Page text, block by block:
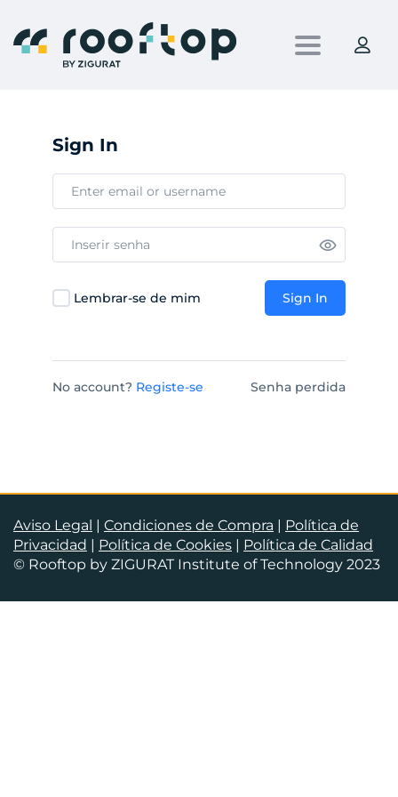
Toggle
Sign In
Lembrar-se de mim Sign In
No account? Registe-se Senha perdida
Aviso Legal | Condiciones de Compra | Política de
Privacidad | Política de Cookies | Política de Calidad
© Rooftop by ZIGURAT Institute of Technology 2023